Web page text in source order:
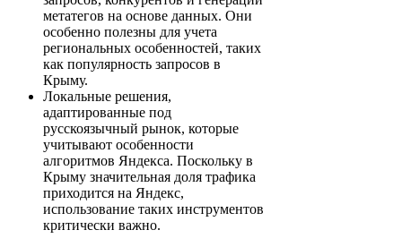
метатегов на основе данных. Они
особенно полезны для учета
региональных особенностей, таких
как популярность запросов в
Крыму.
Локальные решения,
адаптированные под
русскоязычный рынок, которые
учитывают особенности
алгоритмов Яндекса. Поскольку в
Крыму значительная доля трафика
приходится на Яндекс,
использование таких инструментов
критически важно.